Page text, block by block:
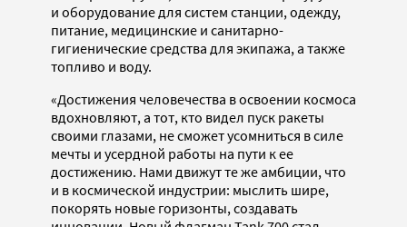
и оборудование для систем станции, одежду,
питание, медицинские и санитарно-
гигиенические средства для экипажа, а также
топливо и воду.
«Достижения человечества в освоении космоса
вдохновляют, а тот, кто видел пуск ракеты
своими глазами, не сможет усомниться в силе
мечты и усердной работы на пути к ее
достижению. Нами движут те же амбиции, что
и в космической индустрии: мыслить шире,
покорять новые горизонты, создавать